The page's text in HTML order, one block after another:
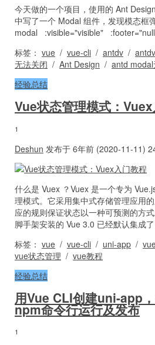
今天做的一个项目，使用的 Ant
中写了一个 Modal 组件，发现模态框
modal :visible="visible"
标签： vue / vue-cli / antdv /
无法关闭 / Ant Design / antd
经验总结
Vue状态管理模式：
1
Deshun 发布于 6年前 (2020-11-11)
什么是 Vuex ？Vuex 是一个专为
理模式。它采用集中式存储管理应用
应的规则保证状态以一种可预测的方
脚手架安装的 Vue 3.0 已经默认集成
标签： vue / vue-cli / uni-app /
vue状态管理 / vue教程
经验总结
用Vue CLI创建uni-app
npm命令行运行及发布
1